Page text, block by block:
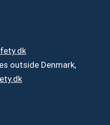
outside Denmark,